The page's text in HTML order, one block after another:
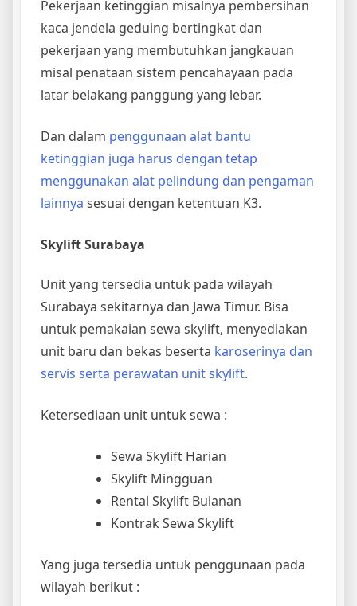
Pekerjaan ketinggian misalnya pembersihan
kaca jendela geduing bertingkat dan
pekerjaan yang membutuhkan jangkauan
misal penataan sistem pencahayaan pada
latar belakang panggung yang lebar.
Dan dalam penggunaan alat bantu
ketinggian juga harus dengan tetap
menggunakan alat pelindung dan pengaman
lainnya sesuai dengan ketentuan K3.
Skylift Surabaya
Unit yang tersedia untuk pada wilayah
Surabaya sekitarnya dan Jawa Timur. Bisa
untuk pemakaian sewa skylift, menyediakan
unit baru dan bekas beserta karoserinya dan
servis serta perawatan unit skylift.
Ketersediaan unit untuk sewa :
Sewa Skylift Harian
Skylift Mingguan
Rental Skylift Bulanan
Kontrak Sewa Skylift
Yang juga tersedia untuk penggunaan pada
wilayah berikut :